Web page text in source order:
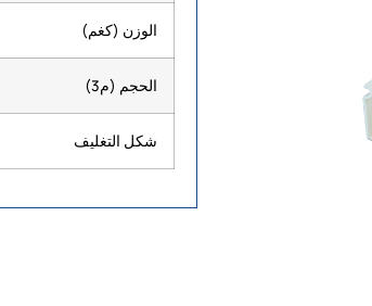
الوزن (كغم)
الحجم (م3)
شكل التغليف